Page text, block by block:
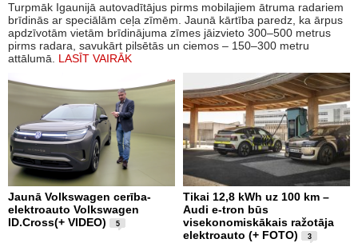
Turpmāk Igaunijā autovadītājus pirms mobilajiem ātruma radariem
brīdinās ar speciālām ceļa zīmēm. Jaunā kārtība paredz, ka ārpus
apdzīvotām vietām brīdinājuma zīmes jāizvieto 300–500 metrus
pirms radara, savukārt pilsētās un ciemos – 150–300 metru
attālumā. LASĪT VAIRĀK
Jaunā Volkswagen cerība-
elektroauto Volkswagen
ID.Cross(+ VIDEO)
5
Tikai 12,8 kWh uz 100 km –
Audi e-tron būs
visekonomiskākais ražotāja
elektroauto (+ FOTO)
3